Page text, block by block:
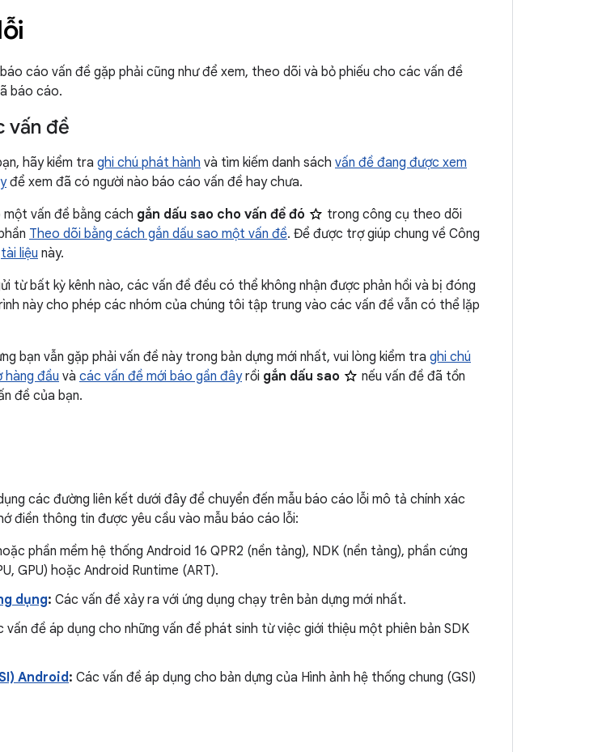
cáo vấn đề gặp phải cũng như để xem, theo dõi và bỏ phiếu cho các vấn đề
báo cáo.
vấn đề
hãy kiểm tra ghi chú phát hành và tìm kiếm danh sách vấn đề đang được xem
để xem đã có người nào báo cáo vấn đề hay chưa.
vấn đề bằng cách gắn dấu sao cho vấn đề đó
trong công cụ theo dõi
Theo dõi bằng cách gắn dấu sao một vấn đề. Để được trợ giúp chung về Công
tài liệu này.
từ bất kỳ kênh nào, các vấn đề đều có thể không nhận được phản hồi và bị đóng
này cho phép các nhóm của chúng tôi tập trung vào các vấn đề vẫn có thể lặp
bạn vẫn gặp phải vấn đề này trong bản dựng mới nhất, vui lòng kiểm tra ghi chú
hàng đầu và các vấn đề mới báo gần đâyrồi gắn dấu sao
nếu vấn đề đã tồn
đề của bạn.
các đường liên kết dưới đây để chuyển đến mẫu báo cáo lỗi mô tả chính xác
điền thông tin được yêu cầu vào mẫu báo cáo lỗi:
phần mềm hệ thống Android 16 QPR2 (nền tảng), NDK (nền tảng), phần cứng
GPU) hoặc Android Runtime (ART).
dụng: Các vấn đề xảy ra với ứng dụng chạy trên bản dựng mới nhất.
vấn đề áp dụng cho những vấn đề phát sinh từ việc giới thiệu một phiên bản SDK
Android: Các vấn đề áp dụng cho bản dựng của Hình ảnh hệ thống chung (GSI)